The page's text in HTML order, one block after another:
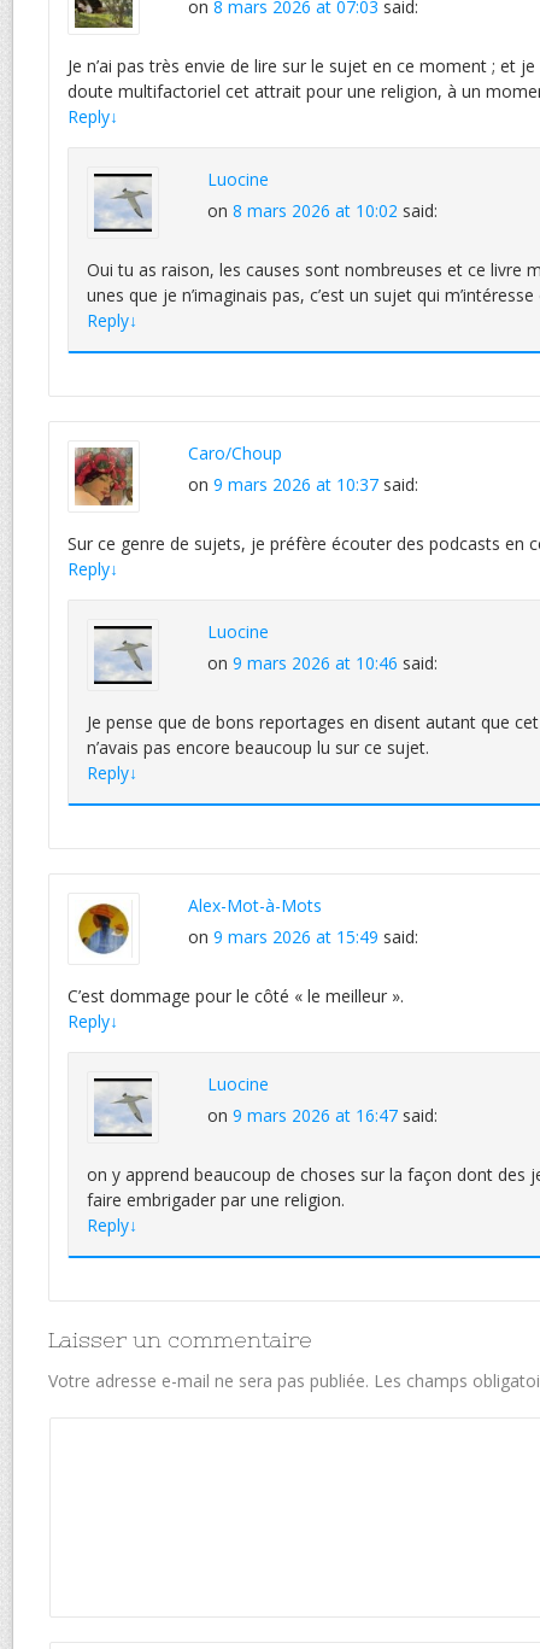
on 8 mars 2026 at 07:03 said:
Je n’ai pas très envie de lire sur le sujet en ce moment ; et je
doute multifactoriel cet attrait pour une religion, à un
Reply↓
Luocine
on 8 mars 2026 at 10:02 said:
Oui tu as raison, les causes sont nombreuses et ce livre
unes que je n’imaginais pas, c’est un sujet qui
Reply↓
Caro/Choup
on 9 mars 2026 at 10:37 said:
Sur ce genre de sujets, je préfère écouter des podcasts en
Reply↓
Luocine
on 9 mars 2026 at 10:46 said:
Je pense que de bons reportages en disent autant que
n’avais pas encore beaucoup lu sur ce sujet.
Reply↓
Alex-Mot-à-Mots
on 9 mars 2026 at 15:49 said:
C’est dommage pour le côté « le meilleur ».
Reply↓
Luocine
on 9 mars 2026 at 16:47 said:
on y apprend beaucoup de choses sur la façon dont des
faire embrigader par une religion.
Reply↓
Laisser un commentaire
Votre adresse e-mail ne sera pas publiée. Les champs